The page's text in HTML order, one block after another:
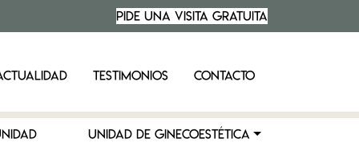
PIDE UNA VISITA GRATUITA
TESTIMONIOS CONTACTO
UNIDAD DE GINECOESTÉTICA